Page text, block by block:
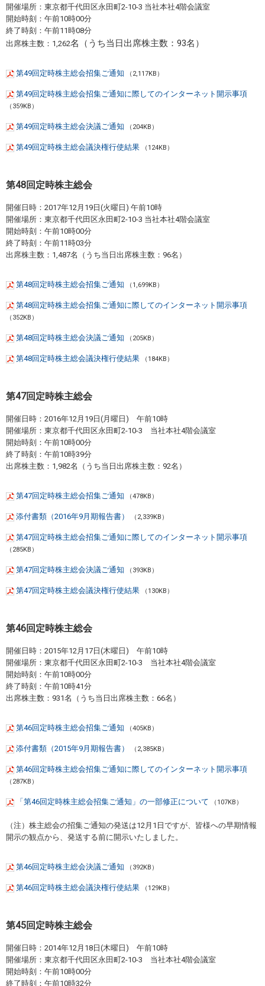
開催場所：東京都千代田区永田町2-10-3 当社本社4階会議室
開始時刻：午前10時00分
終了時刻：午前11時08分
出席株主数：1,262名（うち当日出席株主数：93名）
第49回定時株主総会招集ご通知 （2,117KB）
第49回定時株主総会招集ご通知に際してのインターネット開示事項
（359KB）
第49回定時株主総会決議ご通知 （204KB）
第49回定時株主総会議決権行使結果 （124KB）
第48回定時株主総会
開催日時：2017年12月19日(火曜日) 午前10時
開催場所：東京都千代田区永田町2-10-3 当社本社4階会議室
開始時刻：午前10時00分
終了時刻：午前11時03分
出席株主数：1,487名（うち当日出席株主数：96名）
第48回定時株主総会招集ご通知 （1,699KB）
第48回定時株主総会招集ご通知に際してのインターネット開示事項
（352KB）
第48回定時株主総会決議ご通知 （205KB）
第48回定時株主総会議決権行使結果 （184KB）
第47回定時株主総会
開催日時：2016年12月19日(月曜日) 午前10時
開催場所：東京都千代田区永田町2-10-3 当社本社4階会議室
開始時刻：午前10時00分
終了時刻：午前10時39分
出席株主数：1,982名（うち当日出席株主数：92名）
第47回定時株主総会招集ご通知 （478KB）
添付書類（2016年9月期報告書） （2,339KB）
第47回定時株主総会招集ご通知に際してのインターネット開示事項
（285KB）
第47回定時株主総会決議ご通知 （393KB）
第47回定時株主総会議決権行使結果 （130KB）
第46回定時株主総会
開催日時：2015年12月17日(木曜日) 午前10時
開催場所：東京都千代田区永田町2-10-3 当社本社4階会議室
開始時刻：午前10時00分
終了時刻：午前10時41分
出席株主数：931名（うち当日出席株主数：66名）
第46回定時株主総会招集ご通知 （405KB）
添付書類（2015年9月期報告書） （2,385KB）
第46回定時株主総会招集ご通知に際してのインターネット開示事項
（287KB）
「第46回定時株主総会招集ご通知」の一部修正について （107KB）
（注）株主総会の招集ご通知の発送は12月1日ですが、皆様への早期情報
開示の観点から、発送する前に開示いたしました。
第46回定時株主総会決議ご通知 （392KB）
第46回定時株主総会議決権行使結果 （129KB）
第45回定時株主総会
開催日時：2014年12月18日(木曜日) 午前10時
開催場所：東京都千代田区永田町2-10-3 当社本社4階会議室
開始時刻：午前10時00分
終了時刻：午前10時32分